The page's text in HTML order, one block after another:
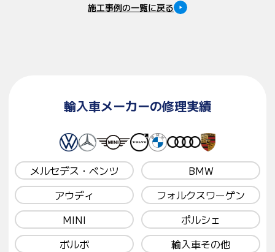
施工事例の一覧に戻る
輸入車メーカーの修理実績
メルセデス・ベンツ
BMW
アウディ
フォルクスワーゲン
MINI
ポルシェ
ボルボ
輸入車その他